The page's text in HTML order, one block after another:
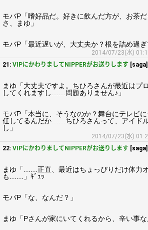
モバP「嗜好品だ。好きに飲んだ方が、お茶
さ、まゆ」
モバP「最近遅いが、大丈夫か？根を詰め過ぎ
2014/07/23(水)
21: VIPにかわりましてNIPPERがお送りします [saga]
まゆ「大丈夫ですよ。ちひろさんが最近はプ
してくれますし……問題ありません♪」
モバP「本当に、そうなのか？舞台にテレビ
任してるんだか……ちひろさんって、アイド
し」
2014/07/23(水)
22: VIPにかわりましてNIPPERがお送りします [saga]
まゆ「……正直、最近はちょっぴりだけ体力
も……」ｷﾞｭｯ
モバP「な、なんだ？」
まゆ「Pさんが家にいてくれるから、辛い事な